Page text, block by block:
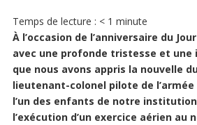
Temps de lecture : < 1 minute
À l’occasion de l’anniversaire du
avec une profonde tristesse et une
que nous avons appris la nouvelle
lieutenant-colonel pilote de l’armée
l’un des enfants de notre
l’exécution d’un exercice aérien au